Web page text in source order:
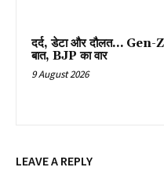
दर्द, डेटा और दौलत… Gen-Z
बात, BJP का वार
9 August 2026
LEAVE A REPLY